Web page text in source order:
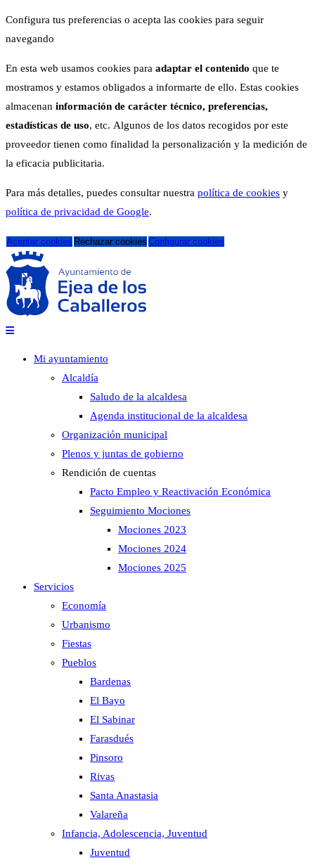
Configura tus preferencias o acepta las cookies para seguir
navegando
En esta web usamos cookies para adaptar el contenido que te
mostramos y estamos obligados a informarte de ello. Estas cookies
almacenan información de carácter técnico, preferencias,
estadísticas de uso, etc. Algunos de los datos recogidos por este
proveedor tienen como finalidad la personalización y la medición de
la eficacia publicitaria.
Para más detalles, puedes consultar nuestra política de cookies y
política de privacidad de Google.
Aceptar cookies Rechazar cookies Configurar cookies
Mi ayuntamiento
Alcaldía
Saludo de la alcaldesa
Agenda institucional de la alcaldesa
Organización municipal
Plenos y juntas de gobierno
Rendición de cuentas
Pacto Empleo y Reactivación Económica
Seguimiento Mociones
Mociones 2023
Mociones 2024
Mociones 2025
Servicios
Economía
Urbanismo
Fiestas
Pueblos
Bardenas
El Bayo
El Sabinar
Farasdués
Pinsoro
Rivas
Santa Anastasia
Valareña
Infancia, Adolescencia, Juventud
Juventud